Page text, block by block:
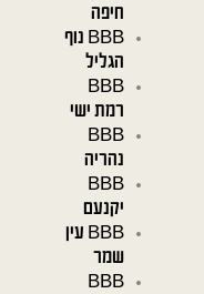
חיפה
BBB נוף
הגליל
BBB
רמת ישי
BBB
נהריה
BBB
יקנעם
BBB עין
שמר
BBB